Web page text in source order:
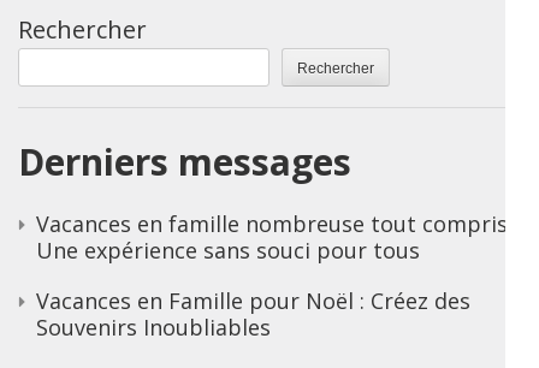
Rechercher
Rechercher
Derniers messages
Vacances en famille nombreuse tout compris :
Une expérience sans souci pour tous
Vacances en Famille pour Noël : Créez des
Souvenirs Inoubliables